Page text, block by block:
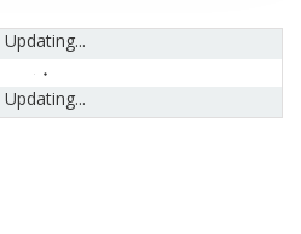
Updating...
Updating...